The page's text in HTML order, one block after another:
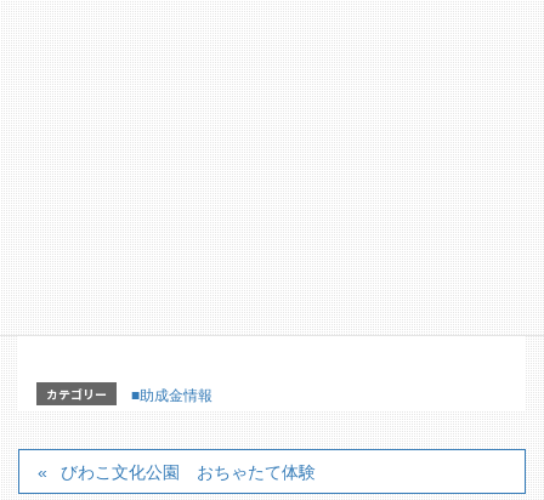
３．営利を目的としない事業であること
【応募締切】8月31日（金） ※当日消印有効
【問合せ・申込み先】
公益財団法人公益推進協会 For Children基金 事務担当
高野
TEL 03-5425-4201 FAX 03-5405-1814
E-mail：info＠kosuikyo.com
【詳細はこちらのホームページからどうぞ】
http://kosuikyo.com/
カテゴリー ■助成金情報
びわこ文化公園 おちゃたて体験